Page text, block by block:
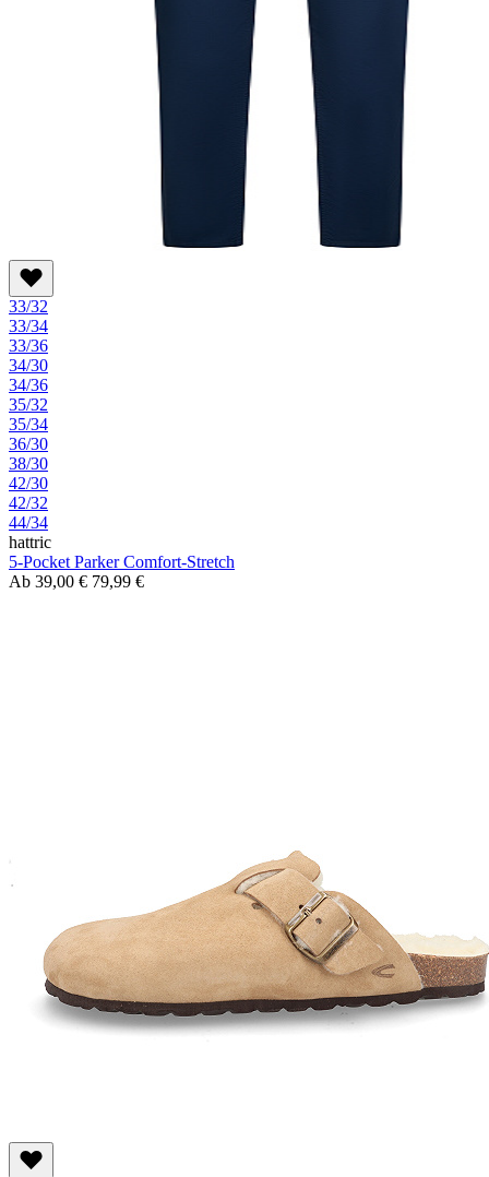
33/32
33/34
33/36
34/30
34/36
35/32
35/34
36/30
38/30
42/30
42/32
44/34
hattric
5-Pocket Parker Comfort-Stretch
Ab 39,00 € 79,99 €